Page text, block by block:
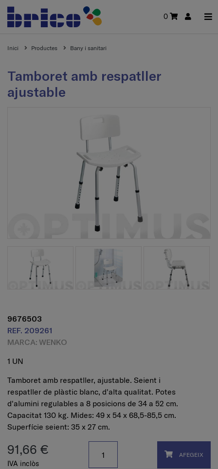
0
Inici Productes Bany i sanitari
Tamboret amb respatller
ajustable
9676503
REF. 209261
MARCA: WENKO
1 UN
Tamboret amb respatller, ajustable. Seient i
respatller de plàstic blanc, d'alta qualitat. Potes
d'alumini regulables a 8 posicions de 34 a 52 cm.
Capacitat 130 kg. Mides: 49 x 54 x 68,5-85,5 cm.
Superfície seient: 35 x 27 cm.
91,66 €
IVA inclòs
AFEGEIX